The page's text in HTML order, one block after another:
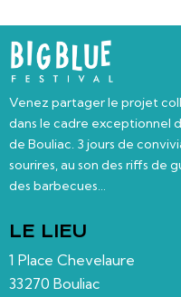
Venez partager le projet
dans le cadre exceptionnel
de Bouliac. 3 jours de
sourires, au son des riffs de
des barbecues…
LE LIEU
1 Place Chevelaure
33270 Bouliac